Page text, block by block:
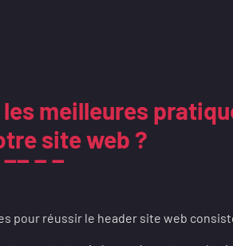
les meilleures
site web ?
pour réussir le header site web